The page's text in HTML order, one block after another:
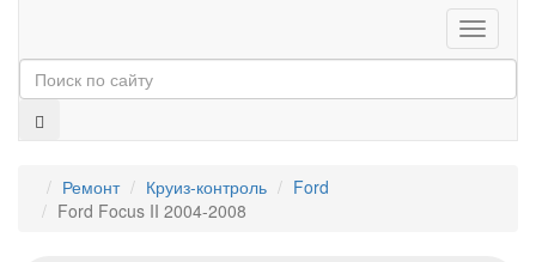
Меню
Ремонт Круиз-контроль
Ford
Ford Focus II 2004-2008